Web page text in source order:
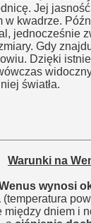
Jej
w kwadrze.
jednocześnie
Gdy
Dzięki
światła.
Warunki na
wynosi
(temperatura
między dniem i